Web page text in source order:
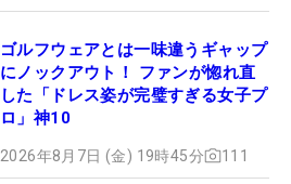
ゴルフウェアとは一味違うギャップ
にノックアウト！ ファンが惚れ直
した「ドレス姿が完璧すぎる女子プ
ロ」神10
2026年8月7日 (金) 19時45分 111